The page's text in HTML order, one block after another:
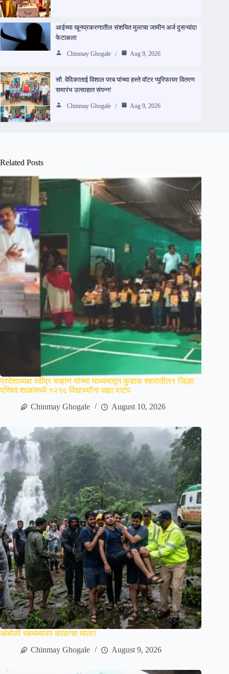
आईच्या खूनप्रकरणातील संशयित मुलाचा जामीन अर्ज दुसऱ्यांदा
फेटाळला
Chinmay Ghogale Aug 9, 2026
सौ. वेदिकाताई विशाल परब यांच्या हस्ते वॉटर प्युरिफायर वितरण
समारंभ उत्साहात संपन्न!
Chinmay Ghogale Aug 9, 2026
Related Posts
प्रदेशाध्यक्ष रवींद्र चव्हाण यांच्या माध्यमातून कुडाळ शहरातील९ जिल्हा
परिषद शाळांमध्ये १२१६ विद्यार्थ्यांना वह्या वाटप
Chinmay Ghogale
August 10, 2026
आंबोली धबधब्यावर काळाचा घाला!
Chinmay Ghogale
August 9, 2026